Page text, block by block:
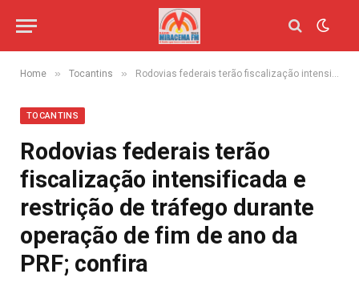
Home » Tocantins » Rodovias federais terão fiscalização intensificada e restrição de tráfego durante operação de fim de ano da PRF; confira
TOCANTINS
Rodovias federais terão
fiscalização intensificada e
restrição de tráfego durante
operação de fim de ano da
PRF; confira